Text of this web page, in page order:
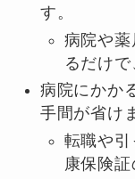
す。
病院や
るだけ
病院にかか
手間が省け
転職や
康保険